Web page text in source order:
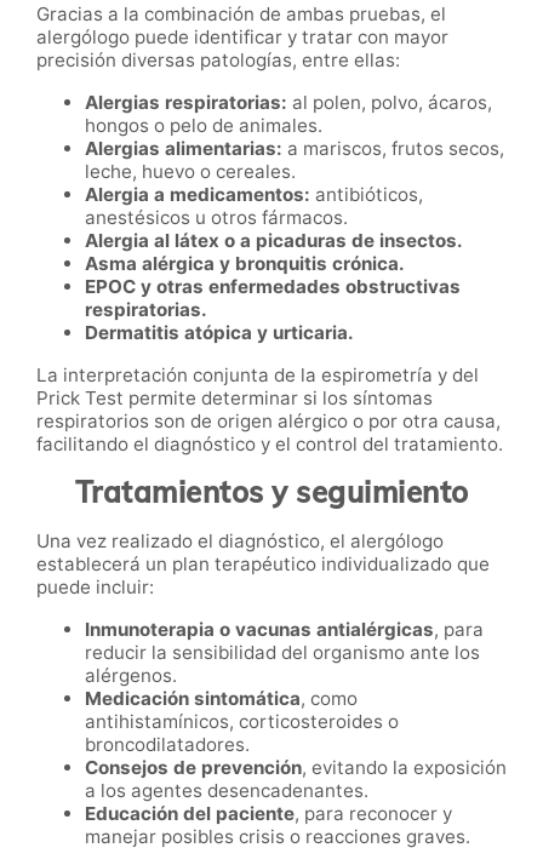
Gracias a la combinación de ambas pruebas, el
alergólogo puede identificar y tratar con mayor
precisión diversas patologías, entre ellas:
Alergias respiratorias: al polen, polvo, ácaros,
hongos o pelo de animales.
Alergias alimentarias: a mariscos, frutos secos,
leche, huevo o cereales.
Alergia a medicamentos: antibióticos,
anestésicos u otros fármacos.
Alergia al látex o a picaduras de insectos.
Asma alérgica y bronquitis crónica.
EPOC y otras enfermedades obstructivas
respiratorias.
Dermatitis atópica y urticaria.
La interpretación conjunta de la espirometría y del
Prick Test permite determinar si los síntomas
respiratorios son de origen alérgico o por otra causa,
facilitando el diagnóstico y el control del tratamiento.
Tratamientos y seguimiento
Una vez realizado el diagnóstico, el alergólogo
establecerá un plan terapéutico individualizado que
puede incluir:
Inmunoterapia o vacunas antialérgicas, para
reducir la sensibilidad del organismo ante los
alérgenos.
Medicación sintomática, como
antihistamínicos, corticosteroides o
broncodilatadores.
Consejos de prevención, evitando la exposición
a los agentes desencadenantes.
Educación del paciente, para reconocer y
manejar posibles crisis o reacciones graves.